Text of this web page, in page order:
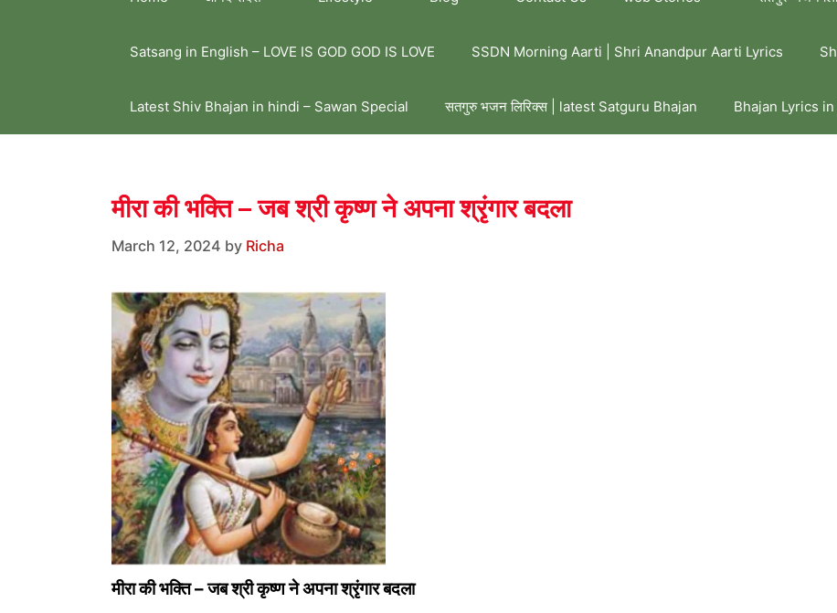
Satsang in English – LOVE IS GOD GOD IS LOVE SSDN Morning Aarti | Shri Anandpur Aarti Lyrics
Latest Shiv Bhajan in hindi – Sawan Special सतगुरु भजन लिरिक्स | latest Satguru Bhajan Bhajan Lyrics
मीरा की भक्ति – जब श्री कृष्ण ने अपना श्रृंगार बदला
March 12, 2024 by Richa
मीरा की भक्ति – जब श्री कृष्ण ने अपना श्रृंगार बदला